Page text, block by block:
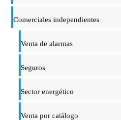
Comerciales independientes
Venta de alarmas
Seguros
Sector energético
Venta por catálogo